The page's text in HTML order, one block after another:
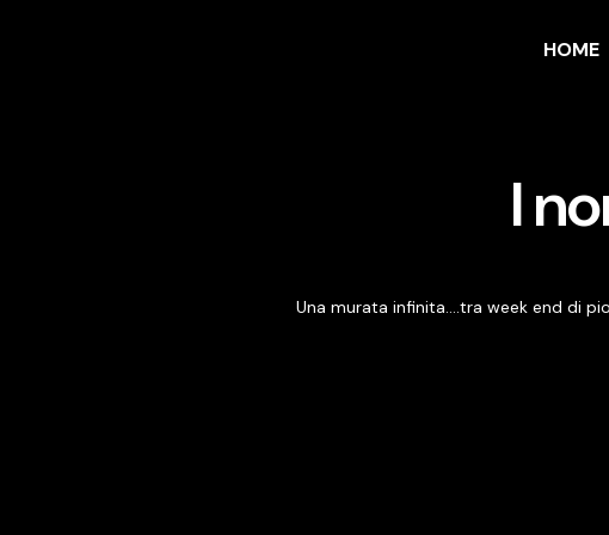
HOME
I
Una murata infinita....tra week end di